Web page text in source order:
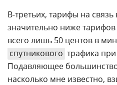
В-третьих, тарифы на связь
значительно ниже тарифов
всего лишь 50 центов в
спутникового трафика
Подавляющее
насколько мне известно,